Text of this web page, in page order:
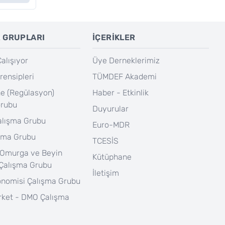
(Regülasyon)
Grubu
Grubu
ve Beyin
Grubu
Çalışma Grubu
- DMO Çalışma
İÇERİKLER
Üye Derneklerimiz
TÜMDEF Akademi
Haber - Etkinlik
Duyurular
Euro-MDR
TCESİS
Kütüphane
İletişim